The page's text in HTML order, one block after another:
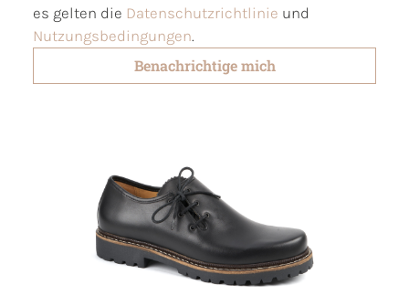
es gelten die Datenschutzrichtlinie und
Nutzungsbedingungen.
Benachrichtige mich